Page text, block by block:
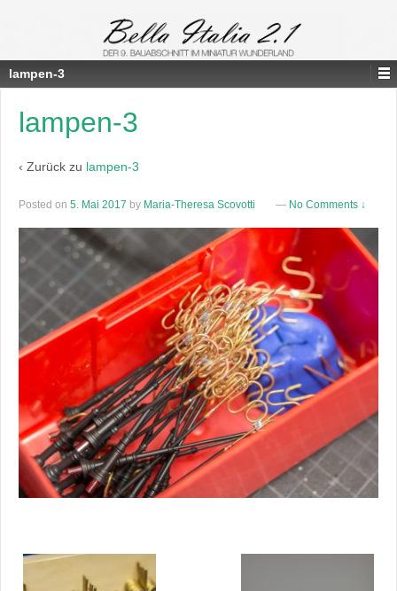
lampen-3
lampen-3
‹ Zurück zu lampen-3
Posted on 5. Mai 2017 by Maria-Theresa Scovotti — No Comments ↓